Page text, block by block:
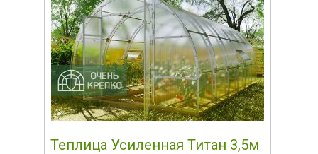
Теплица Усиленная Титан 3,5м